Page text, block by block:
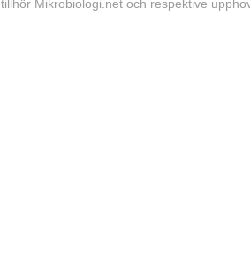
Mikrobiologi.net och respektive